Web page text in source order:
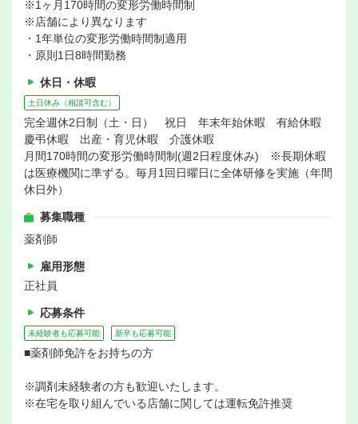
※1ヶ月170時間の変形労働時間制
※店舗により異なります
・1年単位の変形労働時間制適用
・原則1日8時間勤務
休日・休暇
土日休み（相談可含む）
完全週休2日制（土・日） 祝日 年末年始休暇 有給休暇
慶弔休暇 出産・育児休暇 介護休暇
月間170時間の変形労働時間制(週2日程度休み) ※長期休暇
は医療機関に準ずる。毎月1回日曜日に全体研修を実施（年間
休日外）
募集職種
薬剤師
雇用形態
正社員
応募条件
未経験者も応募可能 新卒も応募可能
■薬剤師免許をお持ちの方
※調剤未経験者の方も歓迎いたします。
※在宅を取り組んでいる店舗に関しては運転免許推奨